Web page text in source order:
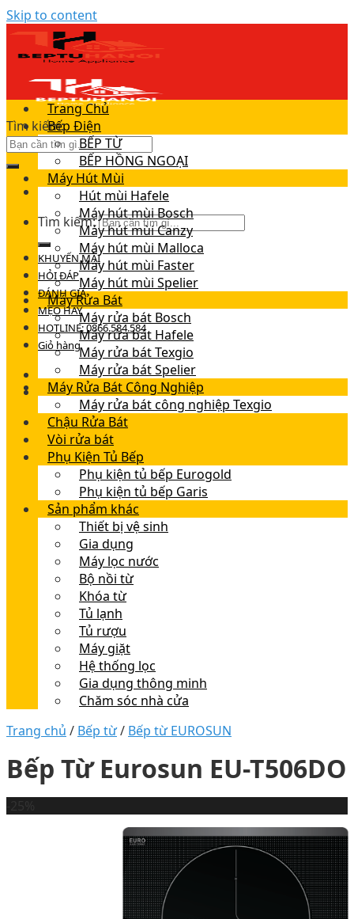
Skip to content
Tìm kiếm:
Tìm kiếm:
KHUYẾN MÃI
HỎI ĐÁP
ĐÁNH GIÁ
MẸO HAY
HOTLINE: 0866.584.584
Giỏ hàng
Trang Chủ
Bếp Điện
BẾP TỪ
BẾP HỒNG NGOẠI
Máy Hút Mùi
Hút mùi Hafele
Máy hút mùi Bosch
Máy hút mùi Canzy
Máy hút mùi Malloca
Máy hút mùi Faster
Máy hút mùi Spelier
Máy Rửa Bát
Máy rửa bát Bosch
Máy rửa bát Hafele
Máy rửa bát Texgio
Máy rửa bát Spelier
Máy Rửa Bát Công Nghiệp
Máy rửa bát công nghiệp Texgio
Chậu Rửa Bát
Vòi rửa bát
Phụ Kiện Tủ Bếp
Phụ kiện tủ bếp Eurogold
Phụ kiện tủ bếp Garis
Sản phẩm khác
Thiết bị vệ sinh
Gia dụng
Máy lọc nước
Bộ nồi từ
Khóa từ
Tủ lạnh
Tủ rượu
Máy giặt
Hệ thống lọc
Gia dụng thông minh
Chăm sóc nhà cửa
Trang chủ / Bếp từ/ Bếp từ EUROSUN
Bếp Từ Eurosun EU-T506DO